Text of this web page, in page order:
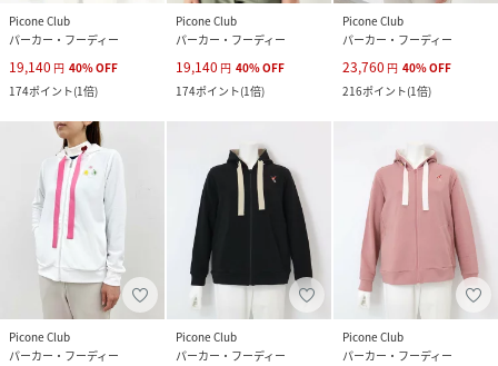
Picone Club
パーカー・フーディー
19,140 円 40%OFF
174ポイント(1倍)
Picone Club
パーカー・フーディー
19,140 円 40%OFF
174ポイント(1倍)
Picone Club
パーカー・フーディー
23,760 円 40%OFF
216ポイント(1倍)
Picone Club
パーカー・フーディー
Picone Club
パーカー・フーディー
Picone Club
パーカー・フーディー